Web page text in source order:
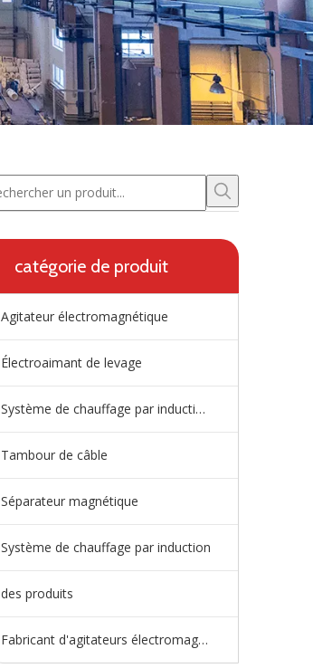
catégorie de produit
Agitateur électromagnétique
Électroaimant de levage
Système de chauffage par induction de répartiteur
Tambour de câble
Séparateur magnétique
Système de chauffage par induction
des produits
Fabricant d'agitateurs électromagnétiques